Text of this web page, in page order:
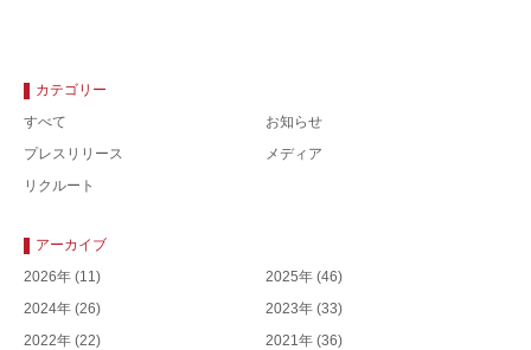
カテゴリー
すべて
お知らせ
プレスリリース
メディア
リクルート
アーカイブ
2026年 (11) 2025年 (46)
2024年 (26) 2023年 (33)
2022年 (22) 2021年 (36)